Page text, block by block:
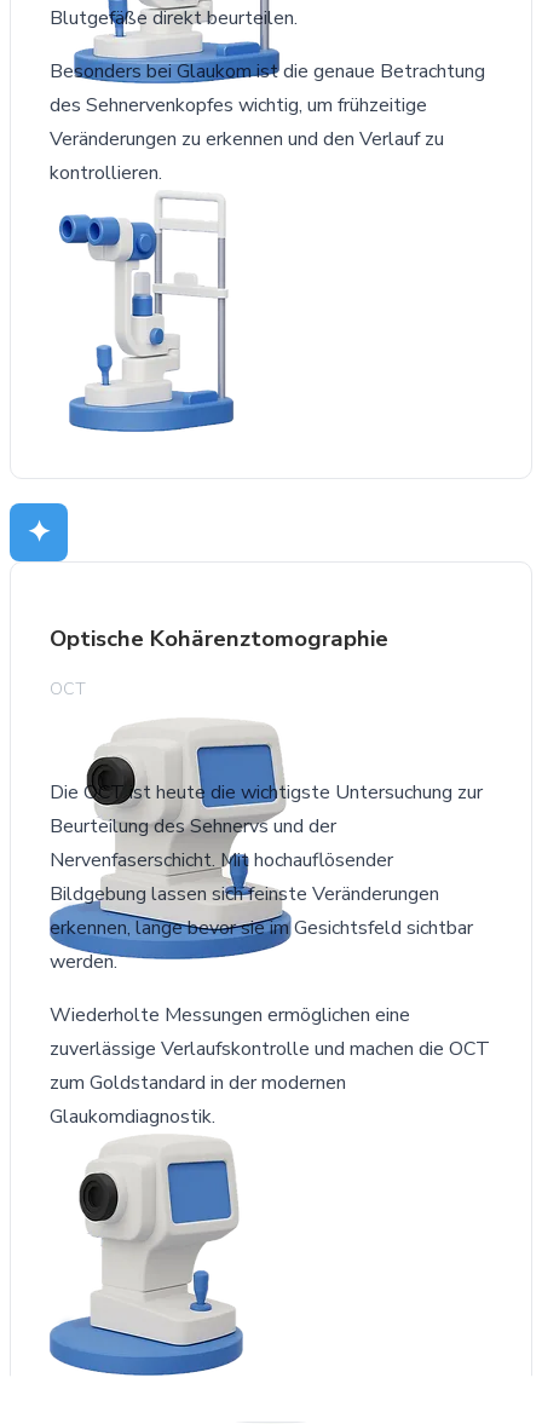
Blutgefäße direkt beurteilen.
Besonders bei Glaukom ist die genaue Betrachtung
des Sehnervenkopfes wichtig, um frühzeitige
Veränderungen zu erkennen und den Verlauf zu
kontrollieren.
✦
Optische Kohärenztomographie
OCT
Die OCT ist heute die wichtigste Untersuchung zur
Beurteilung des Sehnervs und der
Nervenfaserschicht. Mit hochauflösender
Bildgebung lassen sich feinste Veränderungen
erkennen, lange bevor sie im Gesichtsfeld sichtbar
werden.
Wiederholte Messungen ermöglichen eine
zuverlässige Verlaufskontrolle und machen die OCT
zum Goldstandard in der modernen
Glaukomdiagnostik.